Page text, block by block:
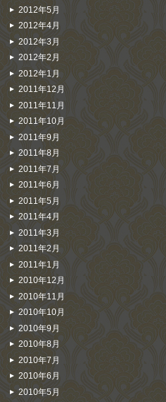
2012年5月
2012年4月
2012年3月
2012年2月
2012年1月
2011年12月
2011年11月
2011年10月
2011年9月
2011年8月
2011年7月
2011年6月
2011年5月
2011年4月
2011年3月
2011年2月
2011年1月
2010年12月
2010年11月
2010年10月
2010年9月
2010年8月
2010年7月
2010年6月
2010年5月